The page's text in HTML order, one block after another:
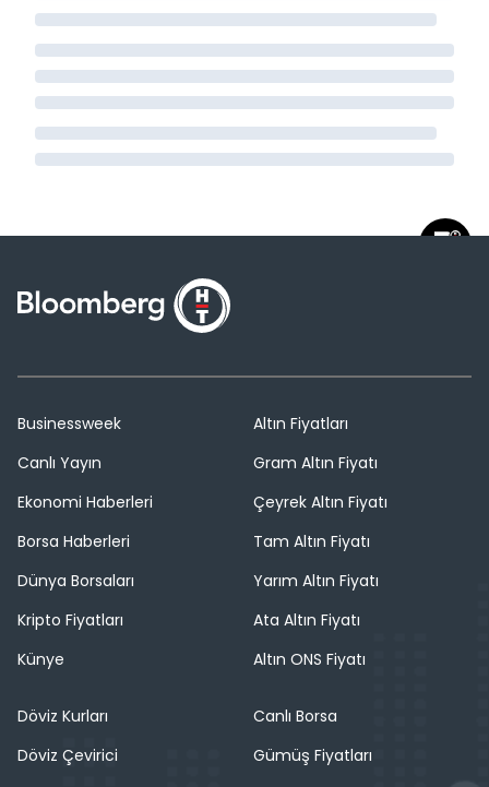
Businessweek
Canlı Yayın
Ekonomi Haberleri
Borsa Haberleri
Dünya Borsaları
Kripto Fiyatları
Künye
Altın Fiyatları
Gram Altın Fiyatı
Çeyrek Altın Fiyatı
Tam Altın Fiyatı
Yarım Altın Fiyatı
Ata Altın Fiyatı
Altın ONS Fiyatı
Döviz Kurları
Döviz Çevirici
Canlı Borsa
Gümüş Fiyatları